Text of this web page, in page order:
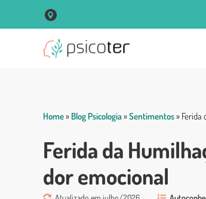
R. Vigário José Inácio, 250 Sala 102 Centro -
Home» Blog Psicologia»Sentimentos» Ferida
Ferida da
dor emocional